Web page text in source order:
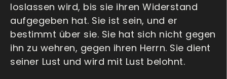
loslassen wird, bis sie ihren Widerstand
aufgegeben hat. Sie ist sein, und er
bestimmt über sie. Sie hat sich nicht gegen
ihn zu wehren, gegen ihren Herrn. Sie dient
seiner Lust und wird mit Lust belohnt.